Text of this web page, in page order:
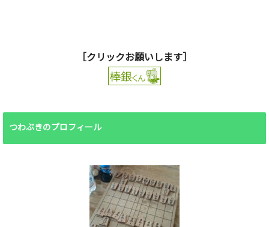
［クリックお願いします］
つわぶきのプロフィール